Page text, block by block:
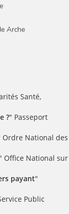
Arche
Santé,
?" Passeport
Ordre National des
" Office National sur
payant"
Public